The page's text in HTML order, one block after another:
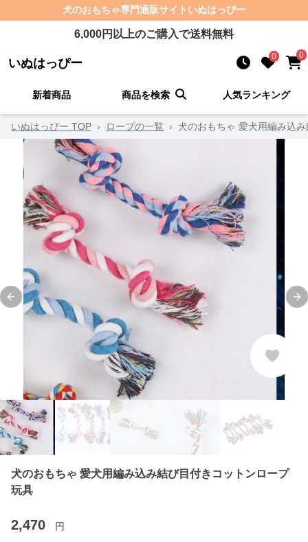
犬のおもちゃ専門通販サイト いぬはっぴー
6,000円以上のご購入で送料無料
いぬはっぴー 0 0
新着商品 商品を検索 人気ランキング
いぬはっぴー TOP › ロープの一覧 › 犬のおもちゃ 愛犬用編み込
Previous slide
犬のおもちゃ 愛犬用編み込み結び目付きコットンロープ
玩具
2,470 円